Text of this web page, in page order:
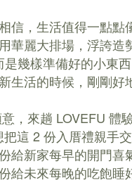
信，生活值得一點點
華麗大排場，浮誇造
是幾樣準備好的小東西
生活的時候，剛剛好
，來趟 LOVEFU 體
把這 2 份入厝禮親手
給新家每早的開門喜
給未來每晚的吃飽睡